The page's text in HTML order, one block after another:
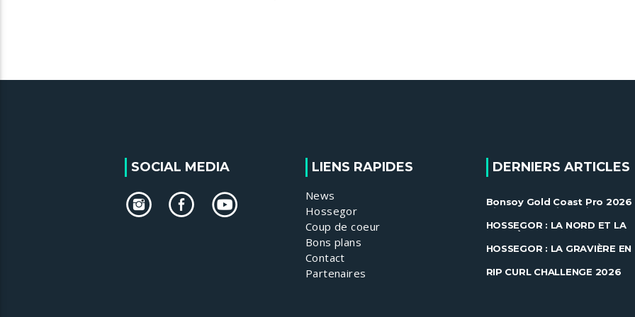
SOCIAL MEDIA LIENS RAPIDES
News
Hossegor
Coup de coeur
Bons plans
Contact
Partenaires
DERNIERS ARTICLES
Bonsoy Gold Coast Pro 2026
Gilmore et Ewing brillent à
Snapper ......
HOSSEGOR : LA NORD ET LA
GRAVIÈRE EN FEU !
HOSSEGOR : LA GRAVIÈRE EN
RIP CURL CHALLENGE 2026